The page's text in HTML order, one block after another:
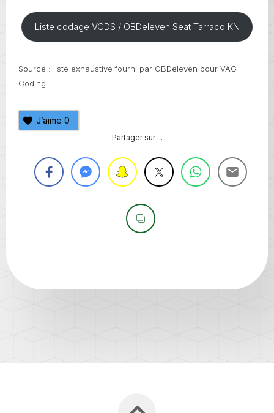
Liste codage VCDS / OBDeleven Seat Tarraco KN
Source : liste exhaustive fourni par OBDeleven pour VAG
Coding
J’aime 0
Partager sur ...